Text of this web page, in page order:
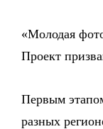
«Молодая
Проект
Первым
разных